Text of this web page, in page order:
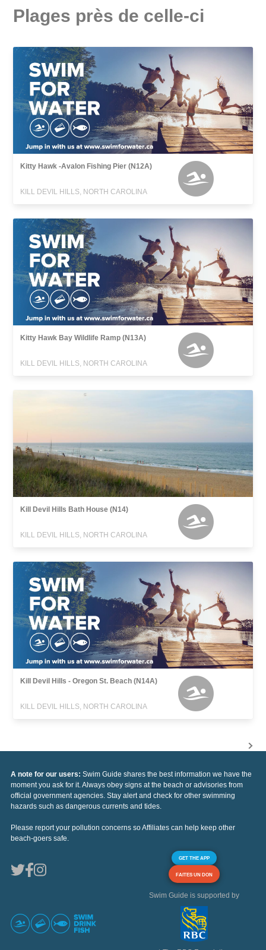
Plages près de celle-ci
Kitty Hawk -Avalon Fishing Pier (N12A)
KILL DEVIL HILLS, NORTH CAROLINA
Kitty Hawk Bay Wildlife Ramp (N13A)
KILL DEVIL HILLS, NORTH CAROLINA
Kill Devil Hills Bath House (N14)
KILL DEVIL HILLS, NORTH CAROLINA
Kill Devil Hills - Oregon St. Beach (N14A)
KILL DEVIL HILLS, NORTH CAROLINA
A note for our users: Swim Guide shares the best information we have the
moment you ask for it. Always obey signs at the beach or advisories from
official government agencies. Stay alert and check for other swimming
hazards such as dangerous currents and tides.
Please report your pollution concerns so Affiliates can help keep other
beach-goers safe.
GET THE APP
FAITES UN DON
Swim Guide is supported by